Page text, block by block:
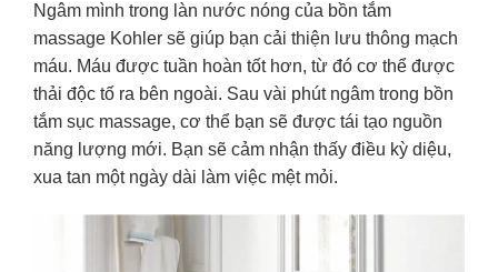
Ngâm mình trong làn nước nóng của bồn tắm
massage Kohler sẽ giúp bạn cải thiện lưu thông mạch
máu. Máu được tuần hoàn tốt hơn, từ đó cơ thể được
thải độc tố ra bên ngoài. Sau vài phút ngâm trong bồn
tắm sục massage, cơ thể bạn sẽ được tái tạo nguồn
năng lượng mới. Bạn sẽ cảm nhận thấy điều kỳ diệu,
xua tan một ngày dài làm việc mệt mỏi.